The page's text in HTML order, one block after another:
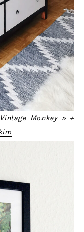
Monkey » +